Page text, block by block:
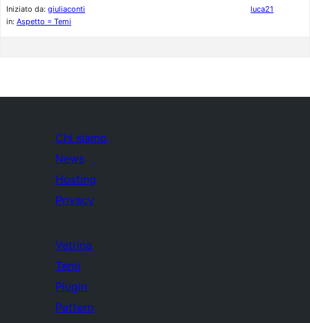
Iniziato da: giuliaconti
in: Aspetto = Temi
luca21
Chi siamo
News
Hosting
Privacy
Vetrina
Temi
Plugin
Pattern